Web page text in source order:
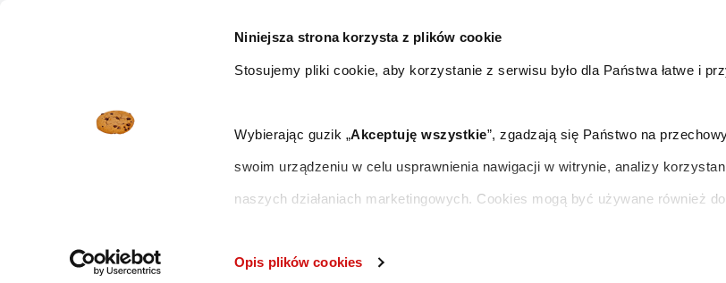
Niniejsza strona korzysta z plików cookie
Stosujemy pliki cookie, aby korzystanie z serwisu było dla Państwa łatwe i
Wybierając guzik „Akceptuję wszystkie”, zgadzają się Państwo na
swoim urządzeniu w celu usprawnienia nawigacji w witrynie, analizy
naszych działaniach marketingowych. Cookies mogą być używane również
Opis plików cookies
Główna Blog Blog